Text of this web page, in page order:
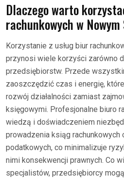
Dlaczego warto
rachunkowych w Nowym
Korzystanie z usług biur
przynosi wiele korzyści zarówno
przedsiębiorstw. Przede
zaoszczędzić czas i energię,
rozwój działalności zamiast
księgowymi. Profesjonalne biuro
wiedzą i doświadczeniem
prowadzenia ksiąg rachunkowych
podatkowych, co minimalizuje
nimi konsekwencji prawnych. Co
specjalistów, przedsiębiorcy